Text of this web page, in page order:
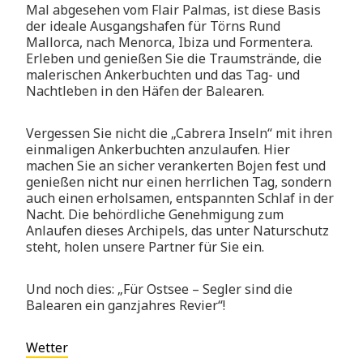
Mal abgesehen vom Flair Palmas, ist diese Basis
der ideale Ausgangshafen für Törns Rund
Mallorca, nach Menorca, Ibiza und Formentera.
Erleben und genießen Sie die Traumstrände, die
malerischen Ankerbuchten und das Tag- und
Nachtleben in den Häfen der Balearen.
Vergessen Sie nicht die „Cabrera Inseln“ mit ihren
einmaligen Ankerbuchten anzulaufen. Hier
machen Sie an sicher verankerten Bojen fest und
genießen nicht nur einen herrlichen Tag, sondern
auch einen erholsamen, entspannten Schlaf in der
Nacht. Die behördliche Genehmigung zum
Anlaufen dieses Archipels, das unter Naturschutz
steht, holen unsere Partner für Sie ein.
Und noch dies: „Für Ostsee – Segler sind die
Balearen ein ganzjahres Revier“!
Wetter